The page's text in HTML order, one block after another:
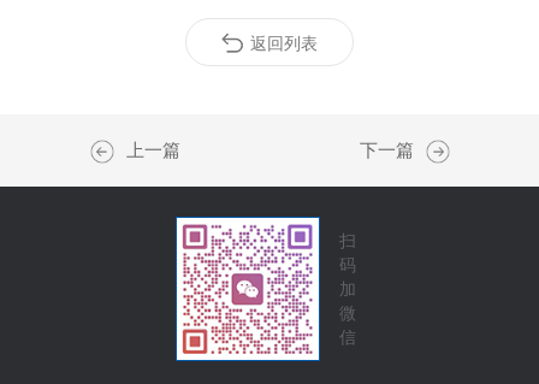
返回列表
上一篇 下一篇
扫
码
加
微
信